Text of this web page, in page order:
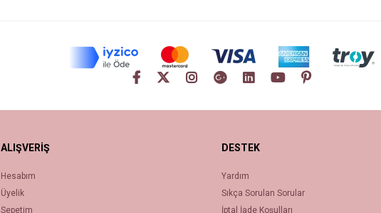
ALIŞVERİŞ
Hesabım
Üyelik
Sepetim
DESTEK
Yardım
Sıkça Sorulan Sorular
İptal İade Koşulları